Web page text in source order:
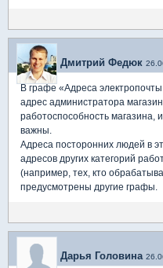
Дмитрий Федюк
В графе «Адреса
адрес администратора
работоспособность магазина,
важны.
Адреса посторонних людей в
адресов других категорий
(например, тех, кто
предусмотрены другие графы.
Дарья Головина